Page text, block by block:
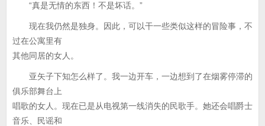
“真是无情的东西！不是坏话。”
现在我仍然是独身。因此，可以干一些类似这样的冒险事，不
过在公寓里有
其他同居的女人。
亚矢子下知怎么样了。我一边开车，一边想到了在烟雾停滞的
俱乐部舞台上
唱歌的女人。现在已是从电视第一线消失的民歌手。她还会唱爵士
音乐、民谣和